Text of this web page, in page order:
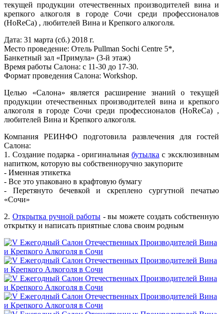
текущей продукции отечественных производителей вина и
крепкого алкоголя в городе Сочи среди профессионалов
(HoReCa) , любителей Вина и Крепкого алкоголя.
Дата: 31 марта (сб.) 2018 г.
Место проведение: Отель Pullman Sochi Centre 5*,
Банкетный зал «Примула» (3-й этаж)
Время работы Салона: с 11-30 до 17-30.
Формат проведения Салона: Workshop.
Целью «Салона» является расширение знаний о текущей
продукции отечественных производителей вина и крепкого
алкоголя в городе Сочи среди профессионалов (HoReCa) ,
любителей Вина и Крепкого алкоголя.
Компания РЕИНФО подготовила развлечения для гостей
Салона:
1. Создание подарка - оригинальнаябутылка с эксклюзивным
напитком, которую вы собственноручно закупорите
- Именная этикетка
- Все это упаковано в крафтовую бумагу
- Перетянуто бечевкой и скреплено сургутной печатью
«Сочи»
2. Открытка ручной работы- вы можете создать собственную
открытку и написать приятные слова своим родным